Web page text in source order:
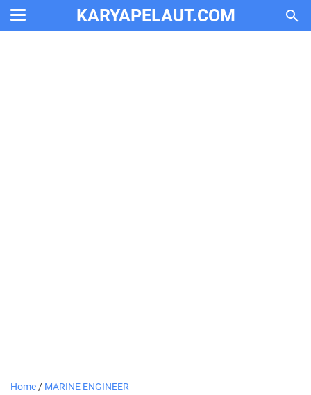
KARYAPELAUT.COM
Home / MARINE ENGINEER